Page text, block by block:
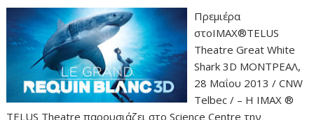
Πρεμιέρα
στοIMAX®TELUS
Theatre Great White
Shark 3D ΜΟΝΤΡΕΑΛ,
28 Μαΐου 2013 / CNW
Telbec / – Η IMAX ®
TELUS Theatre παρουσιάζει στο Science Centre την